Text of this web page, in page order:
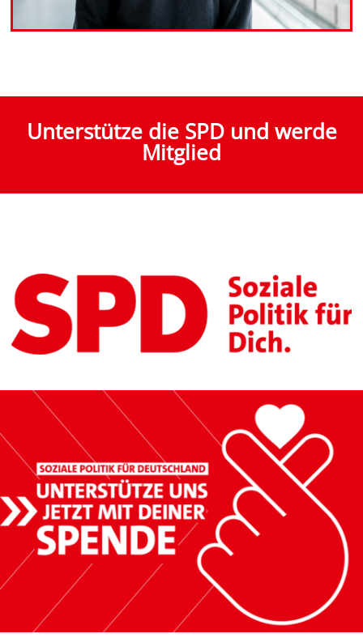
Unterstütze die SPD und werde
Mitglied